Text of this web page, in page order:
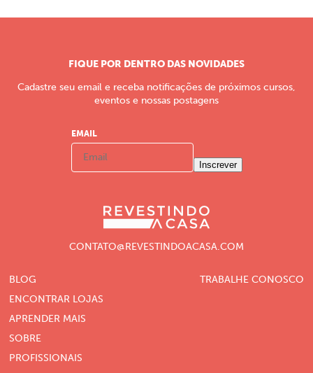
FIQUE POR DENTRO DAS NOVIDADES
Cadastre seu email e receba notificações de próximos cursos,
eventos e nossas postagens
EMAIL
Inscrever
CONTATO@REVESTINDOACASA.COM
BLOG
ENCONTRAR LOJAS
APRENDER MAIS
SOBRE
PROFISSIONAIS
TRABALHE CONOSCO